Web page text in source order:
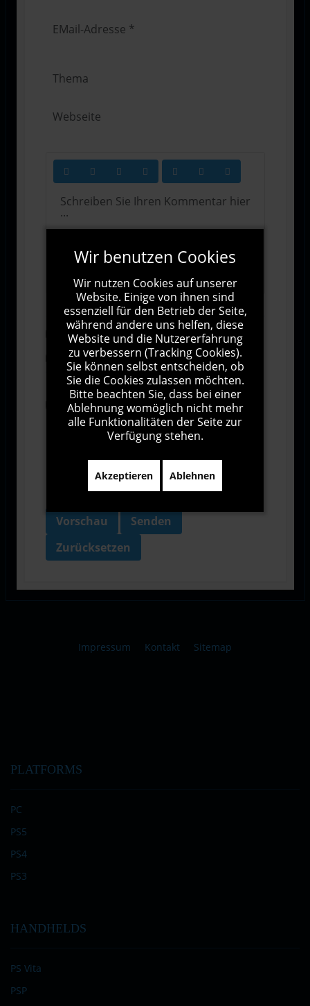
1000Zeichen übrig
Abonnieren
Ich stimme den Allgemeinen
Geschäftsbedingungen zu.
Ich bin damit einverstanden, dass diese Website
meine Daten über dieses Formular erhebt.
Vorschau
Senden
Zurücksetzen
Impressum Kontakt Sitemap
PLATFORMS
PC
PS5
PS4
PS3
HANDHELDS
PS Vita
PSP
Wir benutzen Cookies
Wir nutzen Cookies auf unserer
Website. Einige von ihnen sind
essenziell für den Betrieb der Seite,
während andere uns helfen, diese
Website und die Nutzererfahrung
zu verbessern (Tracking Cookies).
Sie können selbst entscheiden, ob
Sie die Cookies zulassen möchten.
Bitte beachten Sie, dass bei einer
Ablehnung womöglich nicht mehr
alle Funktionalitäten der Seite zur
Verfügung stehen.
Akzeptieren Ablehnen